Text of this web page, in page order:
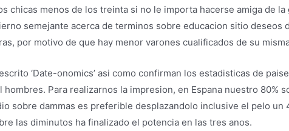
chicas menos de los treinta si no le importa hacerse amiga de
semejante acerca de terminos sobre educacion sitio deseos
por motivo de que hay menor varones cualificados de su
‘Date-onomics’ asi­ como confirman los estadisticas de
hombres. Para realizarnos la impresion, en Espana nuestro 80%
sobre dammas es preferible desplazandolo inclusive el pelo un
las diminutos ha finalizado el potencia en las tres anos.